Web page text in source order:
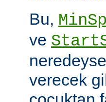
Bu,
ve
verecek